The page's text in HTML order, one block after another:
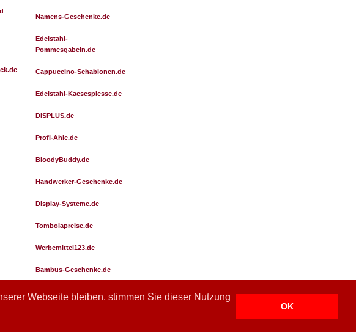
Webseite bleiben, stimmen Sie dieser Nutzung
OK
Namens-Geschenke.de
Edelstahl-
Pommesgabeln.de
Cappuccino-Schablonen.de
Edelstahl-Kaesespiesse.de
DISPLUS.de
Profi-Ahle.de
BloodyBuddy.de
Handwerker-Geschenke.de
Display-Systeme.de
Tombolapreise.de
Werbemittel123.de
Bambus-Geschenke.de
Hamburgerspiesse.de